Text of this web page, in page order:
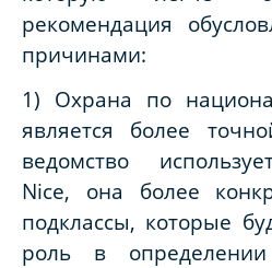
рекомендация
причинами:
1) Охрана по
является более
ведомство
Nice, она более
подклассы, которые
роль в